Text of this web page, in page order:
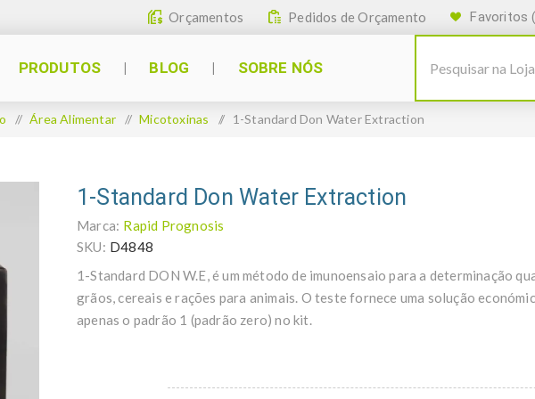
Favoritos
Pedidos de Orçamento
Orçamentos
PRODUTOS BLOG SOBRE NÓS
/ Área Alimentar / Micotoxinas / 1-Standard Don Water Extraction
1-Standard Don Water Extraction
Marca: Rapid Prognosis
SKU: D4848
1-Standard DON W.E, é um método de imunoensaio para a determinação
grãos, cereais e rações para animais. O teste fornece uma solução
apenas o padrão 1 (padrão zero) no kit.